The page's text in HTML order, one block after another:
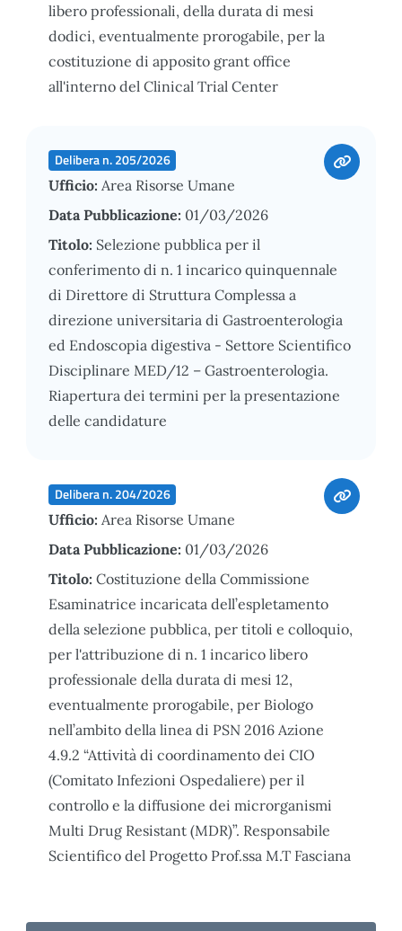
libero professionali, della durata di mesi
dodici, eventualmente prorogabile, per la
costituzione di apposito grant office
all'interno del Clinical Trial Center
Delibera n. 205/2026
Ufficio: Area Risorse Umane
Data Pubblicazione: 01/03/2026
Titolo: Selezione pubblica per il
conferimento di n. 1 incarico quinquennale
di Direttore di Struttura Complessa a
direzione universitaria di Gastroenterologia
ed Endoscopia digestiva - Settore Scientifico
Disciplinare MED/12 – Gastroenterologia.
Riapertura dei termini per la presentazione
delle candidature
Delibera n. 204/2026
Ufficio: Area Risorse Umane
Data Pubblicazione: 01/03/2026
Titolo: Costituzione della Commissione
Esaminatrice incaricata dell’espletamento
della selezione pubblica, per titoli e colloquio,
per l'attribuzione di n. 1 incarico libero
professionale della durata di mesi 12,
eventualmente prorogabile, per Biologo
nell’ambito della linea di PSN 2016 Azione
4.9.2 “Attività di coordinamento dei CIO
(Comitato Infezioni Ospedaliere) per il
controllo e la diffusione dei microrganismi
Multi Drug Resistant (MDR)”. Responsabile
Scientifico del Progetto Prof.ssa M.T Fasciana